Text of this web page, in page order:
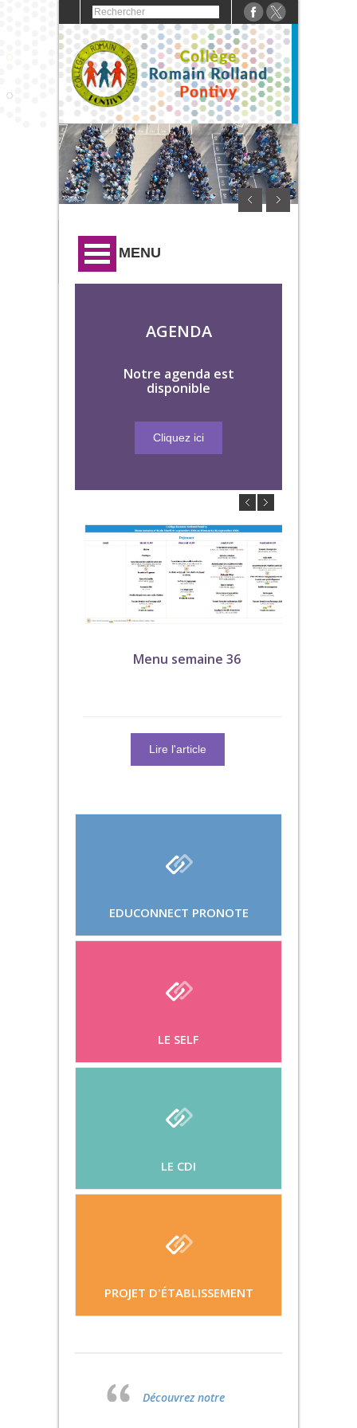
MENU
AGENDA
Notre agenda est
disponible
Cliquez ici
Menu semaine 36
Lire l'article
EDUCONNECT PRONOTE
LE SELF
LE CDI
PROJET D'ÉTABLISSEMENT
Découvrez notre